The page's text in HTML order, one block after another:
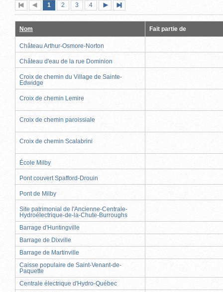
Première
page
Page
précédente
Page
1 (page
actuelle)
Page
2 Page
3 Page
4
suivante
page
Nom Fait partie de
Château Arthur-Osmore-Norton
Château d'eau de la rue Dominion
Croix de chemin du Village de Sainte-
Edwidge
Croix de chemin Lemire
Croix de chemin paroissiale
Croix de chemin Scalabrini
École Milby
Pont couvert Spafford-Drouin
Pont de Milby
Site patrimonial de l'Ancienne-Centrale-
Hydroélectrique-de-la-Chute-Burroughs
Barrage d'Huntingville
Barrage de Dixville
Barrage de Martinville
Caisse populaire de Saint-Venant-de-
Paquette
Centrale électrique d'Hydro-Québec